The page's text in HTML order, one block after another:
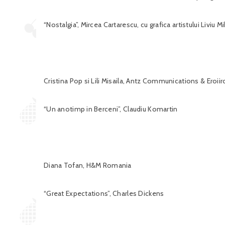
“Nostalgia”, Mircea Cartarescu, cu grafica artistului Liviu
Cristina Pop si Lili Misaila, Antz Communications &
“Un anotimp in Berceni”, Claudiu Komartin
Diana Tofan, H&M Romania
“Great Expectations”, Charles Dickens